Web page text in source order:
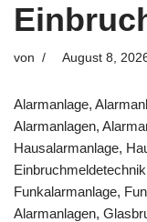
von August 8,
Alarmanlage,
Alarmanlagen,
Hausalarmanlage,
Funkalarmanlage,
Alarmanlagen,